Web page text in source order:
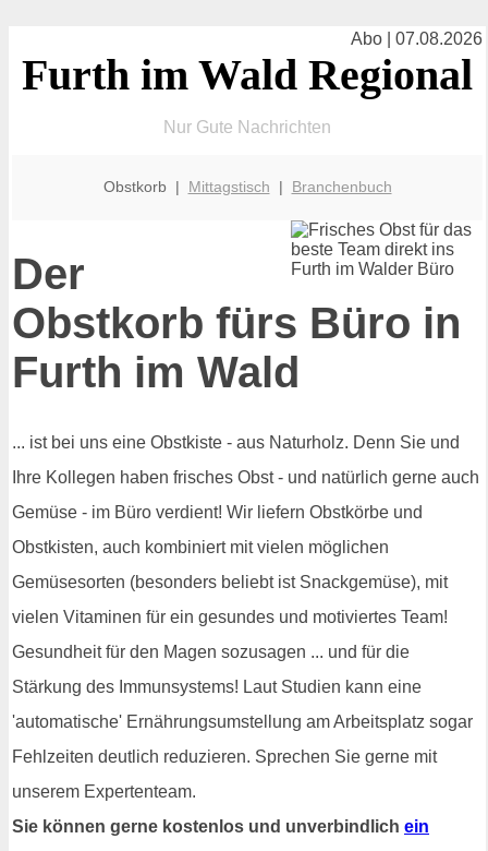
Abo | 07.08.2026
Furth im Wald Regional
Nur Gute Nachrichten
Obstkorb | Mittagstisch | Branchenbuch
Der
Obstkorb fürs Büro in
Furth im Wald
... ist bei uns eine Obstkiste - aus Naturholz. Denn Sie und
Ihre Kollegen haben frisches Obst - und natürlich gerne auch
Gemüse - im Büro verdient! Wir liefern Obstkörbe und
Obstkisten, auch kombiniert mit vielen möglichen
Gemüsesorten (besonders beliebt ist Snackgemüse), mit
vielen Vitaminen für ein gesundes und motiviertes Team!
Gesundheit für den Magen sozusagen ... und für die
Stärkung des Immunsystems! Laut Studien kann eine
'automatische' Ernährungsumstellung am Arbeitsplatz sogar
Fehlzeiten deutlich reduzieren. Sprechen Sie gerne mit
unserem Expertenteam.
Sie können gerne kostenlos und unverbindlich ein